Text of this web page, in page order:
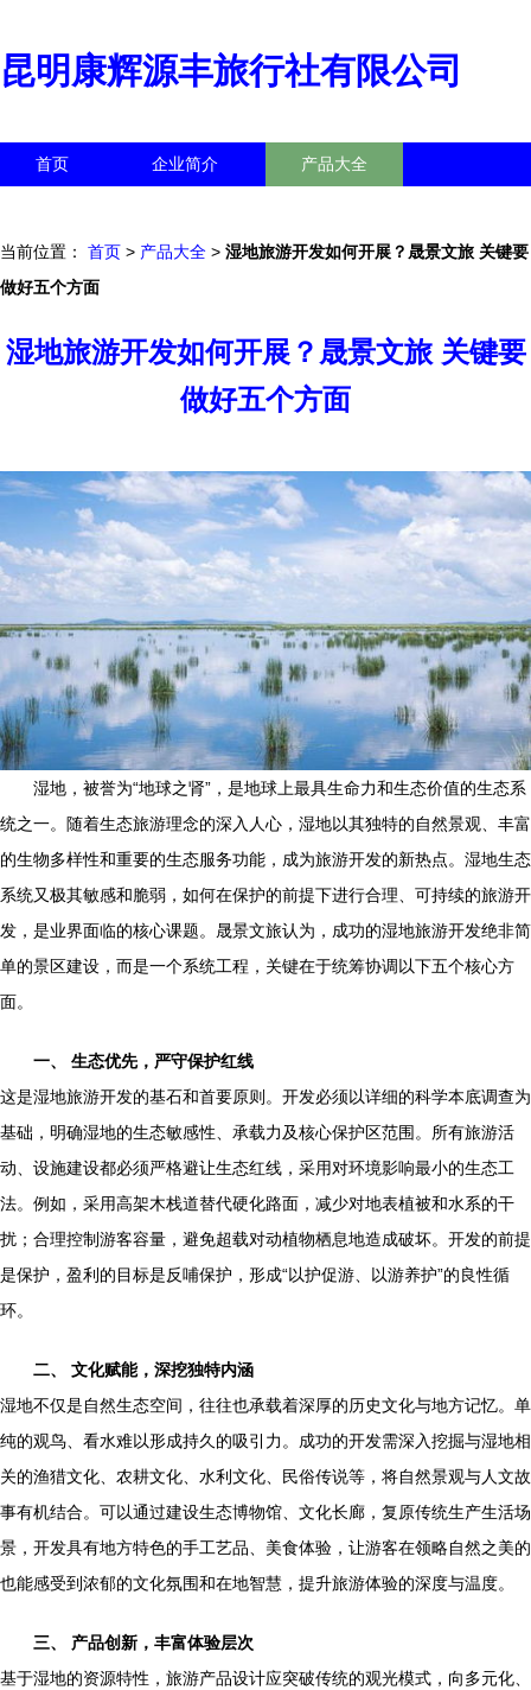
昆明康辉源丰旅行社有限公司
首页 企业简介 产品大全
当前位置： 首页 > 产品大全 > 湿地旅游开发如何开展？晟景文旅 关键要
做好五个方面
湿地旅游开发如何开展？晟景文旅 关键要
做好五个方面
湿地，被誉为“地球之肾”，是地球上最具生命力和生态价值的生态系
统之一。随着生态旅游理念的深入人心，湿地以其独特的自然景观、丰富
的生物多样性和重要的生态服务功能，成为旅游开发的新热点。湿地生态
系统又极其敏感和脆弱，如何在保护的前提下进行合理、可持续的旅游开
发，是业界面临的核心课题。晟景文旅认为，成功的湿地旅游开发绝非简
单的景区建设，而是一个系统工程，关键在于统筹协调以下五个核心方
面。
一、 生态优先，严守保护红线
这是湿地旅游开发的基石和首要原则。开发必须以详细的科学本底调查为
基础，明确湿地的生态敏感性、承载力及核心保护区范围。所有旅游活
动、设施建设都必须严格避让生态红线，采用对环境影响最小的生态工
法。例如，采用高架木栈道替代硬化路面，减少对地表植被和水系的干
扰；合理控制游客容量，避免超载对动植物栖息地造成破坏。开发的前提
是保护，盈利的目标是反哺保护，形成“以护促游、以游养护”的良性循
环。
二、 文化赋能，深挖独特内涵
湿地不仅是自然生态空间，往往也承载着深厚的历史文化与地方记忆。单
纯的观鸟、看水难以形成持久的吸引力。成功的开发需深入挖掘与湿地相
关的渔猎文化、农耕文化、水利文化、民俗传说等，将自然景观与人文故
事有机结合。可以通过建设生态博物馆、文化长廊，复原传统生产生活场
景，开发具有地方特色的手工艺品、美食体验，让游客在领略自然之美的
也能感受到浓郁的文化氛围和在地智慧，提升旅游体验的深度与温度。
三、 产品创新，丰富体验层次
基于湿地的资源特性，旅游产品设计应突破传统的观光模式，向多元化、